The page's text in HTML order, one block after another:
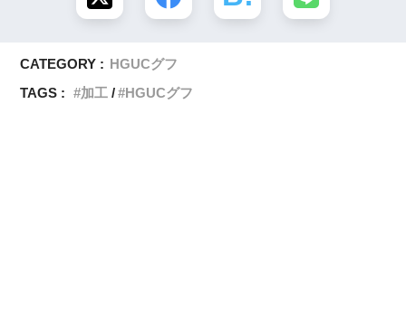
CATEGORY : HGUCグフ
TAGS :
加工 HGUCグフ